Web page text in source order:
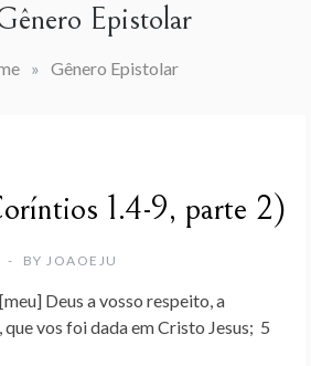
Epistolar
» Gênero Epistolar
1.4-9, parte 2)
BY JOAOEJU
Deus a vosso respeito, a
vos foi dada em Cristo Jesus; 5